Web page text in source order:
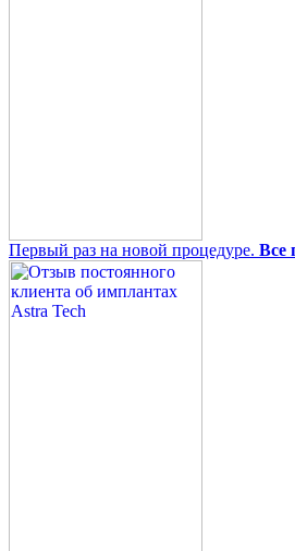
Первый раз на новой процедуре. Все